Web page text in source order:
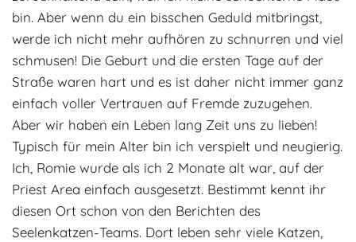
bin. Aber wenn du ein bisschen Geduld mitbringst,
werde ich nicht mehr aufhören zu schnurren und viel
schmusen! Die Geburt und die ersten Tage auf der
Straße waren hart und es ist daher nicht immer ganz
einfach voller Vertrauen auf Fremde zuzugehen.
Aber wir haben ein Leben lang Zeit uns zu lieben!
Typisch für mein Alter bin ich verspielt und neugierig.
Ich, Romie wurde als ich 2 Monate alt war, auf der
Priest Area einfach ausgesetzt. Bestimmt kennt ihr
diesen Ort schon von den Berichten des
Seelenkatzen-Teams. Dort leben sehr viele Katzen,